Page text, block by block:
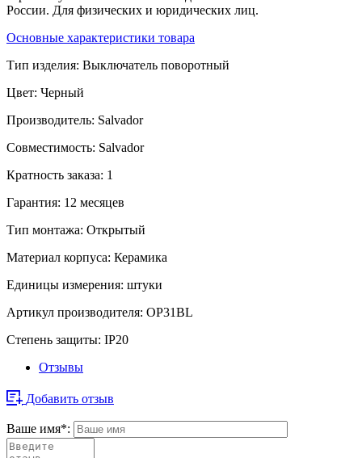
России. Для физических и юридических лиц.
Основные характеристики товара
Тип изделия: Выключатель поворотный
Цвет: Черный
Производитель: Salvador
Совместимость: Salvador
Кратность заказа: 1
Гарантия: 12 месяцев
Тип монтажа: Открытый
Материал корпуса: Керамика
Единицы измерения: штуки
Артикул производителя: OP31BL
Степень защиты: IP20
Отзывы
Добавить отзыв
Ваше имя*: